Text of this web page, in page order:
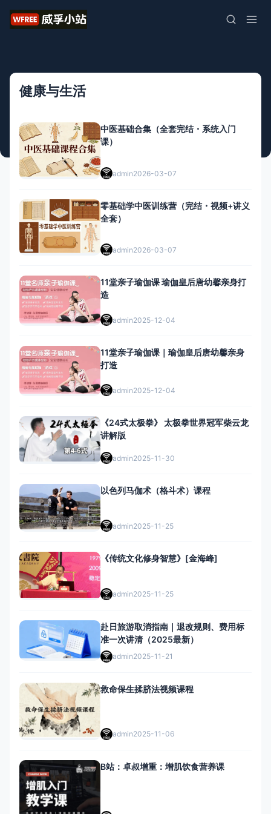
健康与生活
中医基础合集（全套完结・系统入门
课）
admin2026-03-07
零基础学中医训练营（完结・视频+讲义
全套）
admin2026-03-07
11堂亲子瑜伽课 瑜伽皇后唐幼馨亲身打
造
admin2025-12-04
11堂亲子瑜伽课｜瑜伽皇后唐幼馨亲身
打造
admin2025-12-04
《24式太极拳》 太极拳世界冠军柴云龙
讲解版
admin2025-11-30
以色列马伽术（格斗术）课程
admin2025-11-25
《传统文化修身智慧》[金海峰]
admin2025-11-25
赴日旅游取消指南｜退改规则、费用标
准一次讲清（2025最新）
admin2025-11-21
救命保生揉脐法视频课程
admin2025-11-06
B站：卓叔增重：增肌饮食营养课